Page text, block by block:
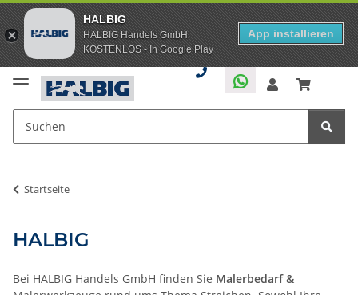
HALBIG
HALBIG Handels GmbH
KOSTENLOS - In Google Play
App installieren
Startseite
HALBIG
Bei HALBIG Handels GmbH finden Sie Malerbedarf &